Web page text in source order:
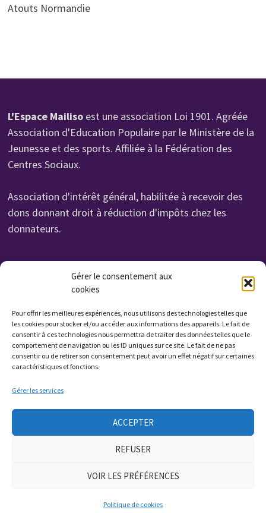
Gérer le consentement aux
cookies
Pour offrir les meilleures expériences, nous utilisons des technologies telles que
les cookies pour stocker et/ou accéder aux informations des appareils. Le fait de
consentir à ces technologies nous permettra de traiter des données telles que le
comportement de navigation ou les ID uniques sur ce site. Le fait de ne pas
consentir ou de retirer son consentement peut avoir un effet négatif sur certaines
caractéristiques et fonctions.
Gérer les services
ACCEPTER
REFUSER
VOIR LES PRÉFÉRENCES
Politique de cookies
Atouts Normandie
L'Espace Mailiso est une association Loi 1901. Agréée
Association d'Education Populaire par le Ministère de la
Jeunesse et des sports. Affiliée à la Fédération des
Centres Sociaux.
Association d'intérêt général, habilitée à recevoir des
dons donnant droit à réduction d'impôts chez les
donnateurs.
Organisme de Formation N° 232 700 114 27
Cet enregistrement ne vaut pas agrément de l'état.
Non assujettie à la TVA. Affilié UROF
N° SIRET: 323 222 034 000 15
Code APE: 9799Z
Qui sommes nous ?
Contactez nous
Presse
Espace Maliso- Tous droits reservés